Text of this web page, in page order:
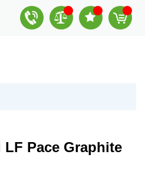
Pace Graphite